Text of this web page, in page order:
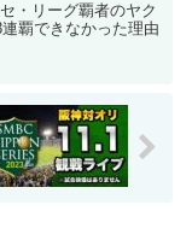
・リーグ覇者のヤク
覇できなかった理由